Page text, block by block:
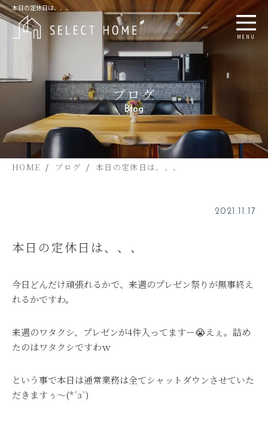
本日の定休日は、、、
MENU
ブログ
Blog
HOME ブログ 本日の定休日は、、、
2021.11.17
本日の定休日は、、、
今日どんだけ頑張れるかで、来週のプレゼン祭りが無事終え
れるかですわ。
来週のワタクシ、プレゼンが4件入ってますー😭えぇ。詰め
たのはワタクシですわｗ
という事で本日は通常業務は全てシャットダウンさせていた
だきますぅ～(*´з`)